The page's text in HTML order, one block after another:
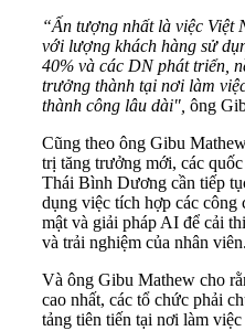
“Ấn tượng nhất là việc Việt
với lượng khách hàng sử
40% và các DN phát triển,
trưởng thành tại nơi làm
thành công lâu dài", ông
Cũng theo ông Gibu
trị tăng trưởng mới, các
Thái Bình Dương cần tiếp
dụng việc tích hợp các công
mật và giải pháp AI để cải
và trải nghiệm của nhân viên.
Và ông Gibu Mathew cho
cao nhất, các tổ chức phải
tảng tiên tiến tại nơi làm